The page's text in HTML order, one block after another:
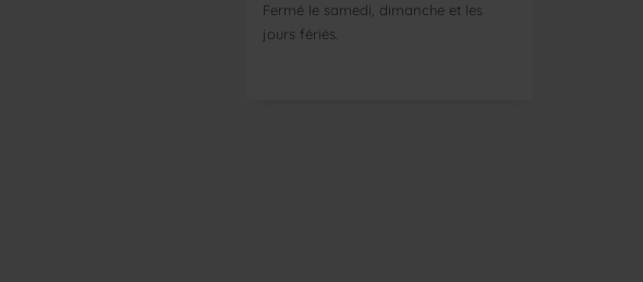
Fermé le samedi, dimanche et les
jours fériés.